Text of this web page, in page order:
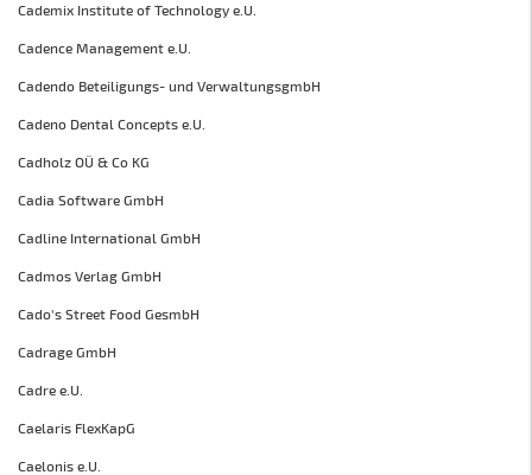
Cademix Institute of Technology e.U.
Cadence Management e.U.
Cadendo Beteiligungs- und VerwaltungsgmbH
Cadeno Dental Concepts e.U.
Cadholz OÜ & Co KG
Cadia Software GmbH
Cadline International GmbH
Cadmos Verlag GmbH
Cado's Street Food GesmbH
Cadrage GmbH
Cadre e.U.
Caelaris FlexKapG
Caelonis e.U.